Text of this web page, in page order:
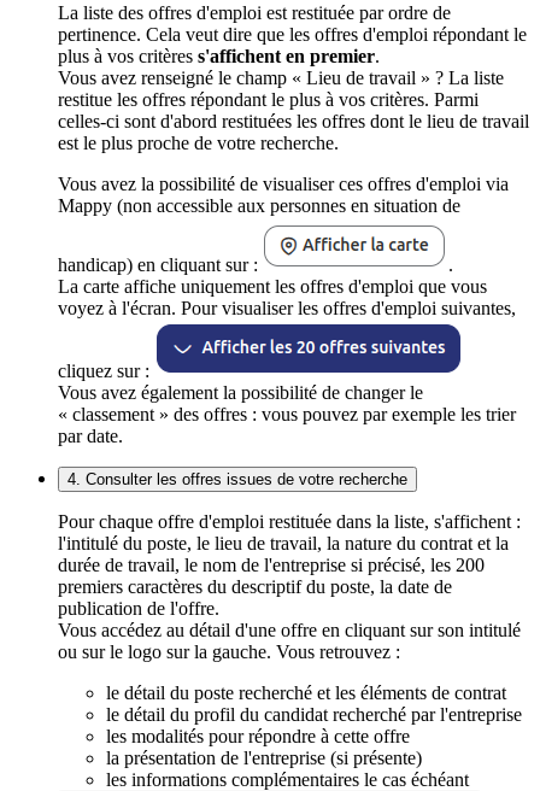
La liste des offres d'emploi est restituée par ordre de
pertinence. Cela veut dire que les offres d'emploi répondant le
plus à vos critères s'affichent en premier.
Vous avez renseigné le champ « Lieu de travail » ? La liste
restitue les offres répondant le plus à vos critères. Parmi
celles-ci sont d'abord restituées les offres dont le lieu de travail
est le plus proche de votre recherche.
Vous avez la possibilité de visualiser ces offres d'emploi via
Mappy (non accessible aux personnes en situation de
handicap) en cliquant sur :
.
La carte affiche uniquement les offres d'emploi que vous
voyez à l'écran. Pour visualiser les offres d'emploi suivantes,
cliquez sur :
Vous avez également la possibilité de changer le
« classement » des offres : vous pouvez par exemple les trier
par date.
4. Consulter les offres issues de votre recherche
Pour chaque offre d'emploi restituée dans la liste, s'affichent :
l'intitulé du poste, le lieu de travail, la nature du contrat et la
durée de travail, le nom de l'entreprise si précisé, les 200
premiers caractères du descriptif du poste, la date de
publication de l'offre.
Vous accédez au détail d'une offre en cliquant sur son intitulé
ou sur le logo sur la gauche. Vous retrouvez :
le détail du poste recherché et les éléments de contrat
le détail du profil du candidat recherché par l'entreprise
les modalités pour répondre à cette offre
la présentation de l'entreprise (si présente)
les informations complémentaires le cas échéant